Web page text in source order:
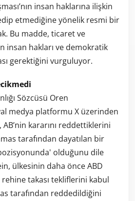
insan haklarına ilişkin
etmediğine yönelik resmi bir
Bu madde, ticaret ve
insan hakları ve demokratik
gerektiğini vurguluyor.
Sözcüsü Oren
medya platformu X üzerinden
AB’nin kararını reddettiklerini
tarafından dayatılan bir
olduğunu dile
ülkesinin daha önce ABD
takası tekliflerini kabul
tarafından reddedildiğini